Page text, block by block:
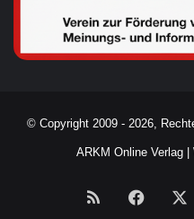
© Copyright 2009 - 2026,
ARKM Online Verlag
RSS